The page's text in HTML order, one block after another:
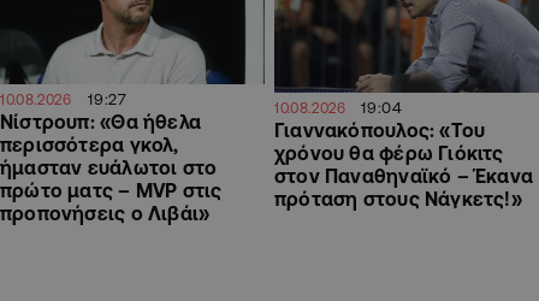
10.08.2026 19:27
Νίστρουπ: «Θα ήθελα
περισσότερα γκολ,
ήμασταν ευάλωτοι στο
πρώτο ματς – MVP στις
προπονήσεις ο Λιβάι»
10.08.2026 19:04
Γιαννακόπουλος: «Του
χρόνου θα φέρω Γιόκιτς
στον Παναθηναϊκό – Έκανα
πρόταση στους Νάγκετς!»